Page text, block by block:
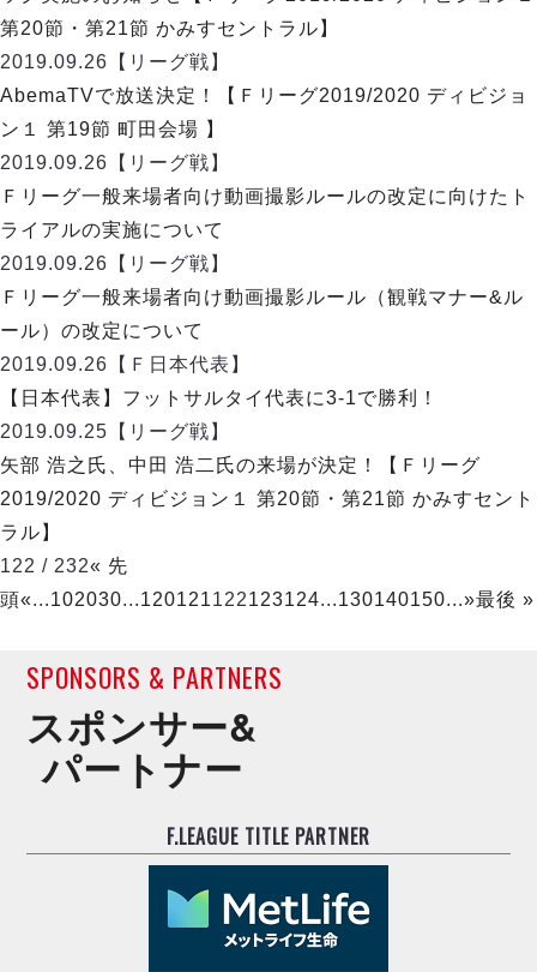
デウソン神戸
ポルセイド浜田
ミラクルスマイル新居浜
第20節・第21節 かみすセントラル】
2019.09.26 【リーグ戦】
AbemaTVで放送決定！【Ｆリーグ2019/2020 ディビジョ
ン１ 第19節 町田会場 】
2019.09.26 【リーグ戦】
Ｆリーグ一般来場者向け動画撮影ルールの改定に向けたト
ライアルの実施について
2019.09.26 【リーグ戦】
Ｆリーグ一般来場者向け動画撮影ルール（観戦マナー&ル
ール）の改定について
2019.09.26 【Ｆ日本代表】
【日本代表】フットサルタイ代表に3-1で勝利！
2019.09.25 【リーグ戦】
矢部 浩之氏、中田 浩二氏の来場が決定！【Ｆリーグ
2019/2020 ディビジョン１ 第20節・第21節 かみすセント
ラル】
122 / 232« 先
頭«...102030...120121122123124...130140150...»最後 »
SPONSORS & PARTNERS
スポンサー&
パートナー
F.LEAGUE TITLE PARTNER